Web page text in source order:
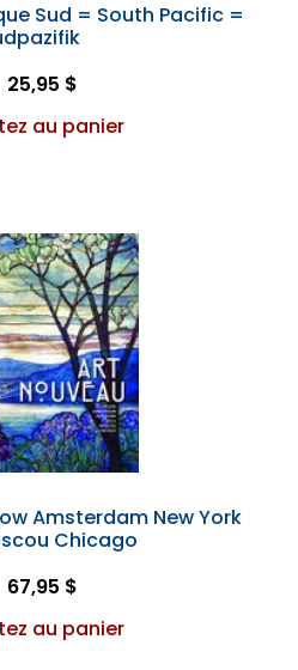
Sud = South Pacific =
25,95 $
au panier
Amsterdam New York
Chicago
67,95 $
au panier